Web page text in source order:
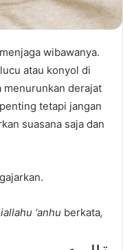
wibawanya.
atau konyol di
menurunkan derajat
tetapi jangan
suasana saja dan
‘anhu berkata,